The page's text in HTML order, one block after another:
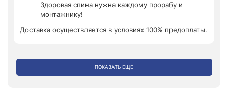
Здоровая спина нужна каждому прорабу и
монтажнику!
Доставка осуществляется в условиях 100% предоплаты.
ПОКАЗАТЬ ЕЩЕ